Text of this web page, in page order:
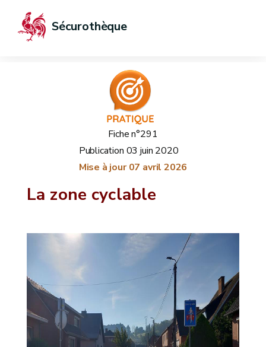
Sécurothèque
Fiche n°291
Publication 03 juin 2020
Mise à jour 07 avril 2026
La zone cyclable